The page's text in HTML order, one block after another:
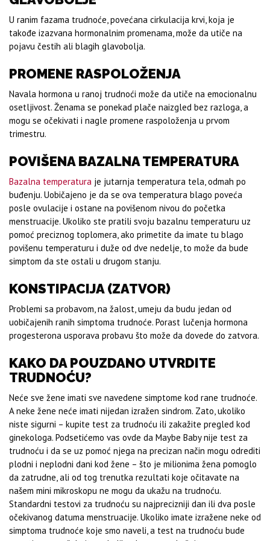
U ranim fazama trudnoće, povećana cirkulacija krvi, koja je
takođe izazvana hormonalnim promenama, može da utiče na
pojavu čestih ali blagih glavobolja.
PROMENE RASPOLOŽENJA
Navala hormona u ranoj trudnoći može da utiče na emocionalnu
osetljivost. Ženama se ponekad plače naizgled bez razloga, a
mogu se očekivati i nagle promene raspoloženja u prvom
trimestru.
POVIŠENA BAZALNA TEMPERATURA
Bazalna temperatura je jutarnja temperatura tela, odmah po
buđenju. Uobičajeno je da se ova temperatura blago poveća
posle ovulacije i ostane na povišenom nivou do početka
menstruacije. Ukoliko ste pratili svoju bazalnu temperaturu uz
pomoć preciznog toplomera, ako primetite da imate tu blago
povišenu temperaturu i duže od dve nedelje, to može da bude
simptom da ste ostali u drugom stanju.
KONSTIPACIJA (ZATVOR)
Problemi sa probavom, na žalost, umeju da budu jedan od
uobičajenih ranih simptoma trudnoće. Porast lučenja hormona
progesterona usporava probavu što može da dovede do zatvora.
KAKO DA POUZDANO UTVRDITE
TRUDNOĆU?
Neće sve žene imati sve navedene simptome kod rane trudnoće.
A neke žene neće imati nijedan izražen sindrom. Zato, ukoliko
niste sigurni – kupite test za trudnoću ili zakažite pregled kod
ginekologa. Podsetićemo vas ovde da Maybe Baby nije test za
trudnoću i da se uz pomoć njega na precizan način mogu odrediti
plodni i neplodni dani kod žene – što je milionima žena pomoglo
da zatrudne, ali od tog trenutka rezultati koje očitavate na
našem mini mikroskopu ne mogu da ukažu na trudnoću.
Standardni testovi za trudnoću su najprecizniji dan ili dva posle
očekivanog datuma menstruacije. Ukoliko imate izražene neke od
simptoma trudnoće koje smo naveli, a test na trudnoću bude